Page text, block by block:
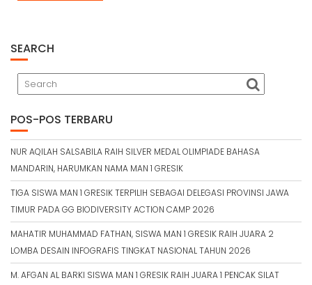
SEARCH
POS-POS TERBARU
NUR AQILAH SALSABILA RAIH SILVER MEDAL OLIMPIADE BAHASA
MANDARIN, HARUMKAN NAMA MAN 1 GRESIK
TIGA SISWA MAN 1 GRESIK TERPILIH SEBAGAI DELEGASI PROVINSI JAWA
TIMUR PADA GG BIODIVERSITY ACTION CAMP 2026
MAHATIR MUHAMMAD FATHAN, SISWA MAN 1 GRESIK RAIH JUARA 2
LOMBA DESAIN INFOGRAFIS TINGKAT NASIONAL TAHUN 2026
M. AFGAN AL BARKI SISWA MAN 1 GRESIK RAIH JUARA 1 PENCAK SILAT